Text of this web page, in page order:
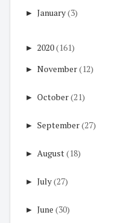
► January(3)
► 2020(161)
► November(12)
► October(21)
► September(27)
► August(18)
► July(27)
► June (30)